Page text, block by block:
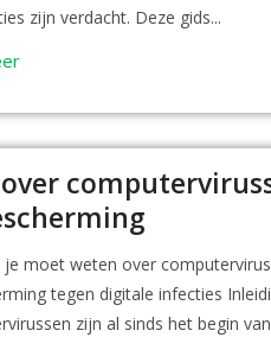
zijn verdacht. Deze gids...
je moet weten over
tegen digitale infecties
zijn al sinds het begin